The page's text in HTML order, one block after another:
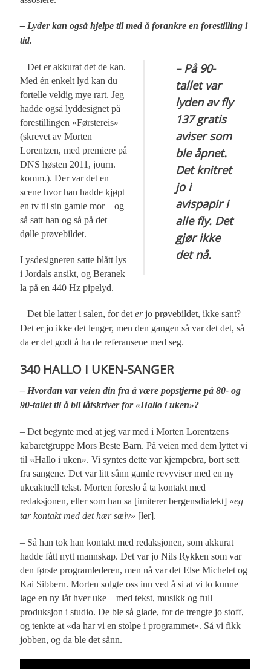
– Lyder kan også hjelpe til med å forankre en forestilling i
tid.
– På 90-
tallet var
lyden av fly
137 gratis
aviser som
ble åpnet.
Det knitret
jo i
avispapir i
alle fly. Det
gjør ikke
det nå.
– Det er akkurat det de kan.
Med én enkelt lyd kan du
fortelle veldig mye rart. Jeg
hadde også lyddesignet på
forestillingen «Førstereis»
(skrevet av Morten
Lorentzen, med premiere på
DNS høsten 2011, journ.
komm.). Der var det en
scene hvor han hadde kjøpt
en tv til sin gamle mor – og
så satt han og så på det
dølle prøvebildet.
Lysdesigneren satte blått lys
i Jordals ansikt, og Beranek
la på en 440 Hz pipelyd.
– Det ble latter i salen, for deterjo prøvebildet, ikke sant?
Det er jo ikke det lenger, men den gangen så var det det, så
da er det godt å ha de referansene med seg.
340 HALLO I UKEN-SANGER
– Hvordan var veien din fra å være popstjerne på 80- og
90-tallet til å bli låtskriver for «Hallo i uken»?
– Det begynte med at jeg var med i Morten Lorentzens
kabaretgruppe Mors Beste Barn. På veien med dem lyttet vi
til «Hallo i uken». Vi syntes dette var kjempebra, bort sett
fra sangene. Det var litt sånn gamle revyviser med en ny
ukeaktuell tekst. Morten foreslo å ta kontakt med
redaksjonen, eller som han sa [imiterer bergensdialekt] «eg
tar kontakt med det hær sælv» [ler].
– Så han tok han kontakt med redaksjonen, som akkurat
hadde fått nytt mannskap. Det var jo Nils Rykken som var
den første programlederen, men nå var det Else Michelet og
Kai Sibbern. Morten solgte oss inn ved å si at vi to kunne
lage en ny låt hver uke – med tekst, musikk og full
produksjon i studio. De ble så glade, for de trengte jo stoff,
og tenkte at «da har vi en stolpe i programmet». Så vi fikk
jobben, og da ble det sånn.